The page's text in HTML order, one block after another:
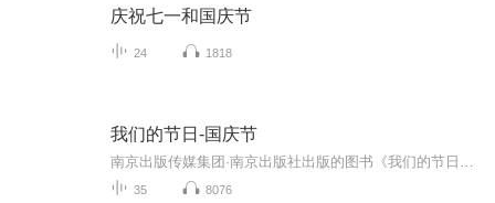
庆祝七一和国庆节
24 1818
我们的节日-国庆节
35 8076